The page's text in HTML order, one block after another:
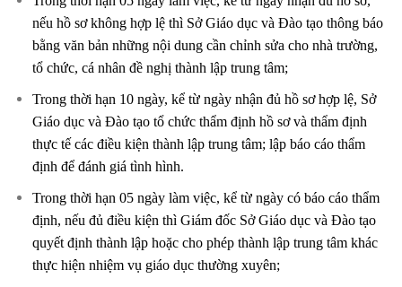
nếu hồ sơ không hợp lệ thì Sở Giáo dục và Đào tạo thông báo
bằng văn bản những nội dung cần chỉnh sửa cho nhà trường,
tổ chức, cá nhân đề nghị thành lập trung tâm;
Trong thời hạn 10 ngày, kể từ ngày nhận đủ hồ sơ hợp lệ, Sở
Giáo dục và Đào tạo tổ chức thẩm định hồ sơ và thẩm định
thực tế các điều kiện thành lập trung tâm; lập báo cáo thẩm
định để đánh giá tình hình.
Trong thời hạn 05 ngày làm việc, kể từ ngày có báo cáo thẩm
định, nếu đủ điều kiện thì Giám đốc Sở Giáo dục và Đào tạo
quyết định thành lập hoặc cho phép thành lập trung tâm khác
thực hiện nhiệm vụ giáo dục thường xuyên;